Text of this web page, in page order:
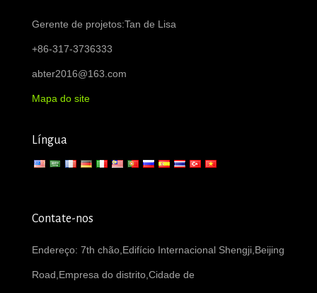
Gerente de projetos:Tan de Lisa
+86-317-3736333
abter2016@163.com
Mapa do site
Língua
Contate-nos
Endereço: 7th chão,Edifício Internacional Shengji,Beijing
Road,Empresa do distrito,Cidade de